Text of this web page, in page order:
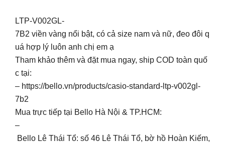
LTP-V002GL-
7B2 viền vàng nổi bật, có cả size nam và nữ, đeo đôi q
uá hợp lý luôn anh chị em ạ
Tham khảo thêm và đặt mua ngay, ship COD toàn quố
c tại:
– https://bello.vn/products/casio-standard-ltp-v002gl-
7b2
Mua trực tiếp tại Bello Hà Nội & TP.HCM:
–
Bello Lê Thái Tổ: số 46 Lê Thái Tổ, bờ hồ Hoàn Kiếm,